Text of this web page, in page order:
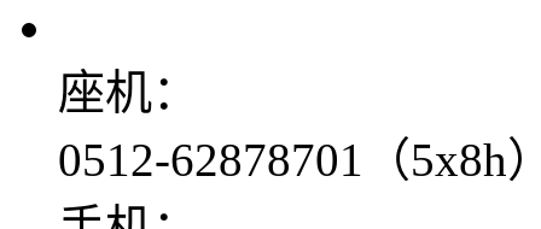
座机：
0512-62878701（5x8h